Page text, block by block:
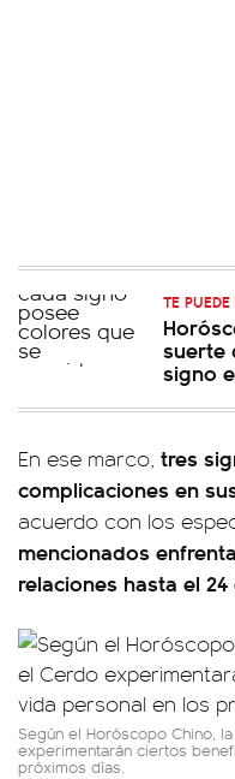
TE
suerte
signo
En ese marco, tres
complicaciones en
acuerdo con los
mencionados
relaciones hasta el
Según el Horóscopo Chino,
experimentarán ciertos
próximos días.